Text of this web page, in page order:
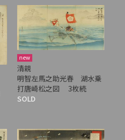
new
清親
明智左馬之助光春 湖水乗
打唐崎松之図 3枚続
SOLD